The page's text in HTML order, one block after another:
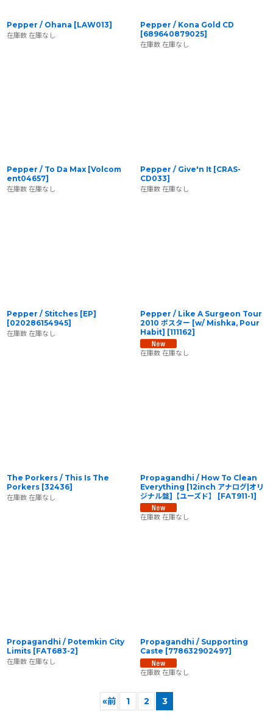
Pepper / Ohana [LAW013]
在庫数 在庫なし
Pepper / Kona Gold CD
[689640879025]
在庫数 在庫なし
Pepper / To Da Max [Volcom
ent04657]
在庫数 在庫なし
Pepper / Give'n It [CRAS-
CD033]
在庫数 在庫なし
Pepper / Stitches [EP]
[020286154945]
在庫数 在庫なし
Pepper / Like A Surgeon Tour
2010 ポスター [w/ Mishka, Pour
Habit] [111162]
在庫数 在庫なし
The Porkers / This Is The
Porkers [32436]
在庫数 在庫なし
Propagandhi / How To Clean
Everything [12inch アナログ|オリ
ジナル盤]【ユーズド】
[FAT911-1]
在庫数 在庫なし
Propagandhi / Potemkin City
Limits [FAT683-2]
在庫数 在庫なし
Propagandhi / Supporting
Caste [778632902497]
在庫数 在庫なし
«前 1 2 3